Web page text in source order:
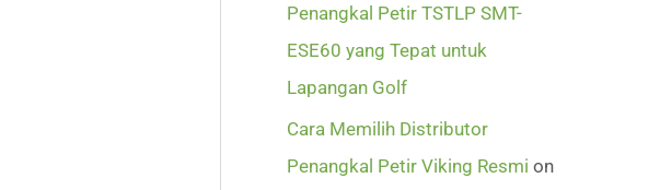
Penangkal Petir TSTLP SMT-
ESE60 yang Tepat untuk
Lapangan Golf
Cara Memilih Distributor
Penangkal Petir Viking Resmi on